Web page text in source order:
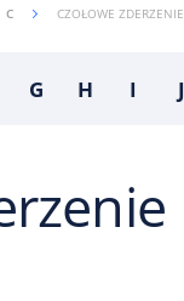
C CZOŁOWE ZDERZENIE
G H I J